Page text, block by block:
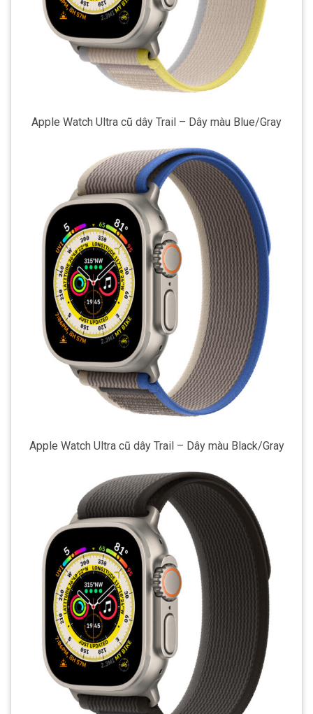
Apple Watch Ultra cũ dây Trail – Dây màu Blue/Gray
Apple Watch Ultra cũ dây Trail – Dây màu Black/Gray